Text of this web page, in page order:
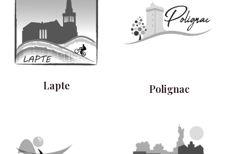
Lapte Polignac